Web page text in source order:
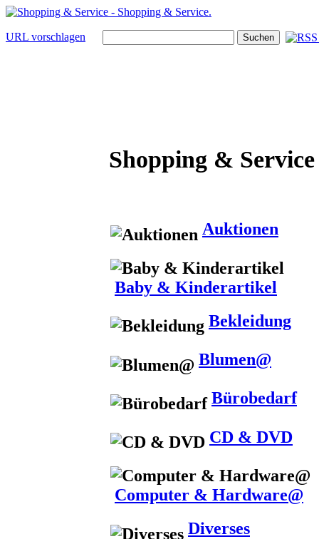
URL vorschlagen
Shopping & Service
Auktionen
Baby & Kinderartikel
Bekleidung
Blumen@
Bürobedarf
CD & DVD
Computer & Hardware@
Diverses